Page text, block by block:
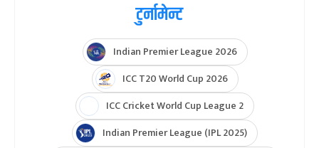
टुर्नामेन्ट
Indian Premier League 2026
ICC T20 World Cup 2026
ICC Cricket World Cup League 2
Indian Premier League (IPL 2025)